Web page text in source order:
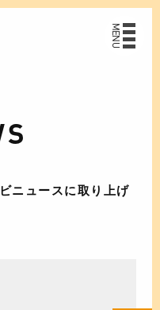
MENU
ニュースに取り上げ